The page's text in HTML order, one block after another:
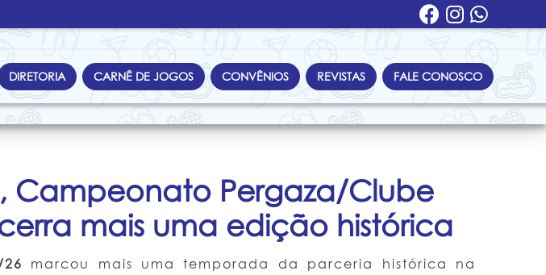
DIRETORIA CARNÊ DE JOGOS CONVÊNIOS REVISTAS FALE CONOSCO
Campeonato Pergaza/Clube
mais uma edição histórica
marcou mais uma temporada da parceria histórica na